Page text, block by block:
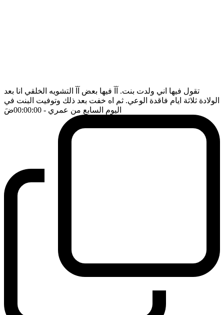
تقول فيها اني ولدت بنت. آآ فيها بعض آآ التشويه الخلقي انا بعد
الولادة ثلاثة ايام فاقدة الوعي. ثم اه خفت بعد ذلك وتوفيت البنت في
اليوم السابع من عمري - 00:00:00 ضَ